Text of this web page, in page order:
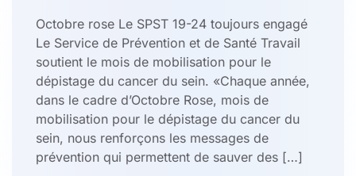
Octobre rose Le SPST 19-24 toujours engagé
Le Service de Prévention et de Santé Travail
soutient le mois de mobilisation pour le
dépistage du cancer du sein. «Chaque année,
dans le cadre d’Octobre Rose, mois de
mobilisation pour le dépistage du cancer du
sein, nous renforçons les messages de
prévention qui permettent de sauver des […]